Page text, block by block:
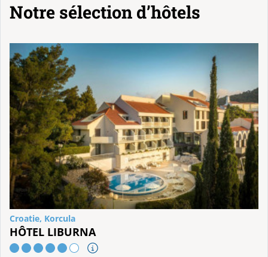
Notre sélection d’hôtels
Croatie, Korcula
HÔTEL LIBURNA